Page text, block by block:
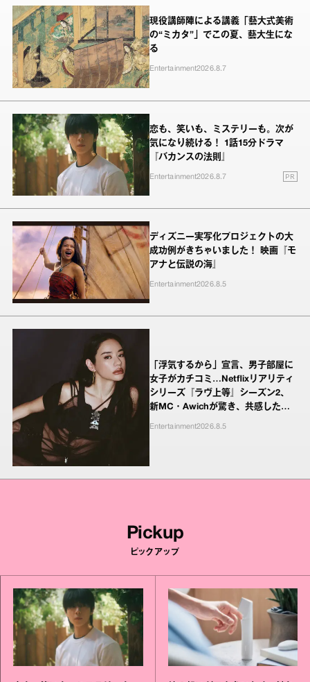
現役講師陣による講義「藝大式美術
の“ミカタ”」でこの夏、藝大生にな
る
Entertainment2026.8.7
恋も、笑いも、ミステリーも。次が
気になり続ける！ 1話15分ドラマ
『バカンスの法則』
Entertainment2026.8.7 PR
ディズニー実写化プロジェクトの大
成功例がきちゃいました！ 映画『モ
アナと伝説の海』
Entertainment2026.8.5
「浮気するから」宣言、男子部屋に
女子がカチコミ…Netflixリアリティ
シリーズ『ラヴ上等』シーズン2、
新MC・Awichが驚き、共感したヤ
Entertainment2026.8.5
Pickup
ピックアップ